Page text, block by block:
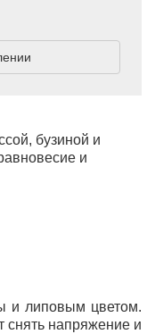
бузиной и
и
и липовым цветом.
снять напряжение и